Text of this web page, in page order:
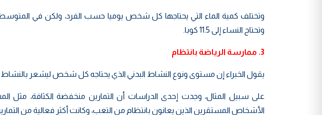
وتحتاج النساء إلى 11.5 كوبا.
3. ممارسة الرياضة بانتظام
يقول الخبراء إن مستوى ونوع النشاط البدني الذي يحتاجه كل شخص ليشعر بالنشاط
الأشخاص المستقرين الذين يعانون بانتظام من التعب، وكانت أكثر فعالية من